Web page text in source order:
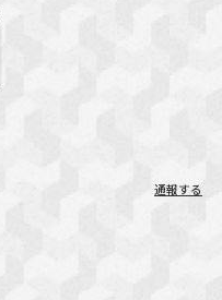
通報する